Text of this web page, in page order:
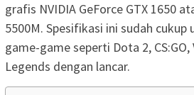
grafis NVIDIA GeForce GTX 1650
5500M. Spesifikasi ini sudah cukup
game-game seperti Dota 2,
Legends dengan lancar.